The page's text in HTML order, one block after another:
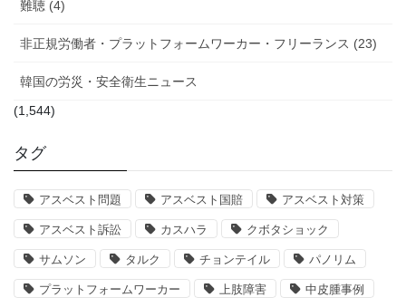
難聴 (4)
非正規労働者・プラットフォームワーカー・フリーランス (23)
韓国の労災・安全衛生ニュース
(1,544)
タグ
アスベスト問題 アスベスト国賠 アスベスト対策
アスベスト訴訟 カスハラ クボタショック
サムソン タルク チョンテイル パノリム
プラットフォームワーカー 上肢障害 中皮腫事例